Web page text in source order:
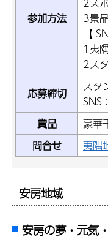
参加方法
3景
【
1夷
2ス
応募締切
スタ
SNS
賞品
豪華
問合せ
夷隅
安房地域
安房の夢・元気